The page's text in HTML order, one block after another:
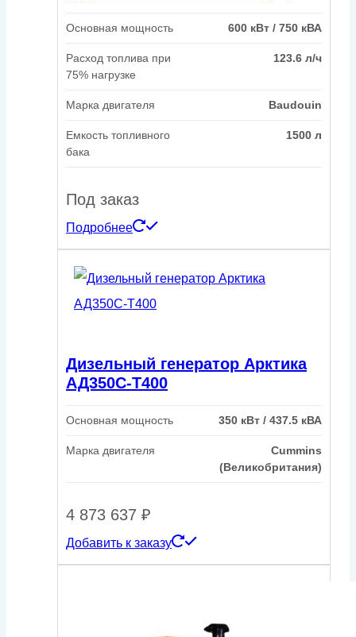
Основная мощность 600 кВт / 750 кВА
Расход топлива при
75% нагрузке
123.6 л/ч
Марка двигателя Baudouin
Емкость топливного
бака
1500 л
Под заказ
Подробнее
Дизельный генератор Арктика
АД350С-Т400
Основная мощность 350 кВт / 437.5 кВА
Марка двигателя
Cummins
(Великобритания)
4 873 637 ₽
Добавить к заказу